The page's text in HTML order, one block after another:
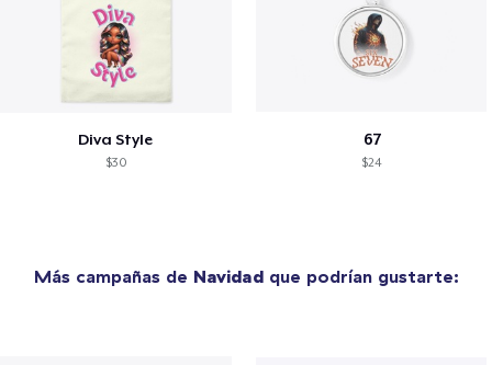
Diva Style
$30
67
$24
Más campañas de Navidadque podrían gustarte: